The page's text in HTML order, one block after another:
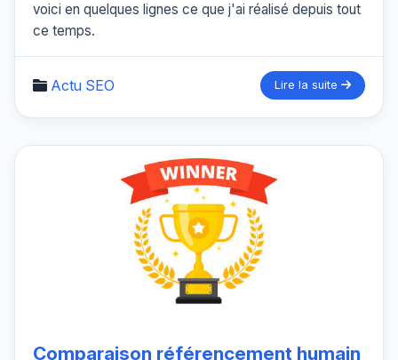
voici en quelques lignes ce que j'ai réalisé depuis tout
ce temps.
Actu SEO Lire la suite
Comparaison référencement humain